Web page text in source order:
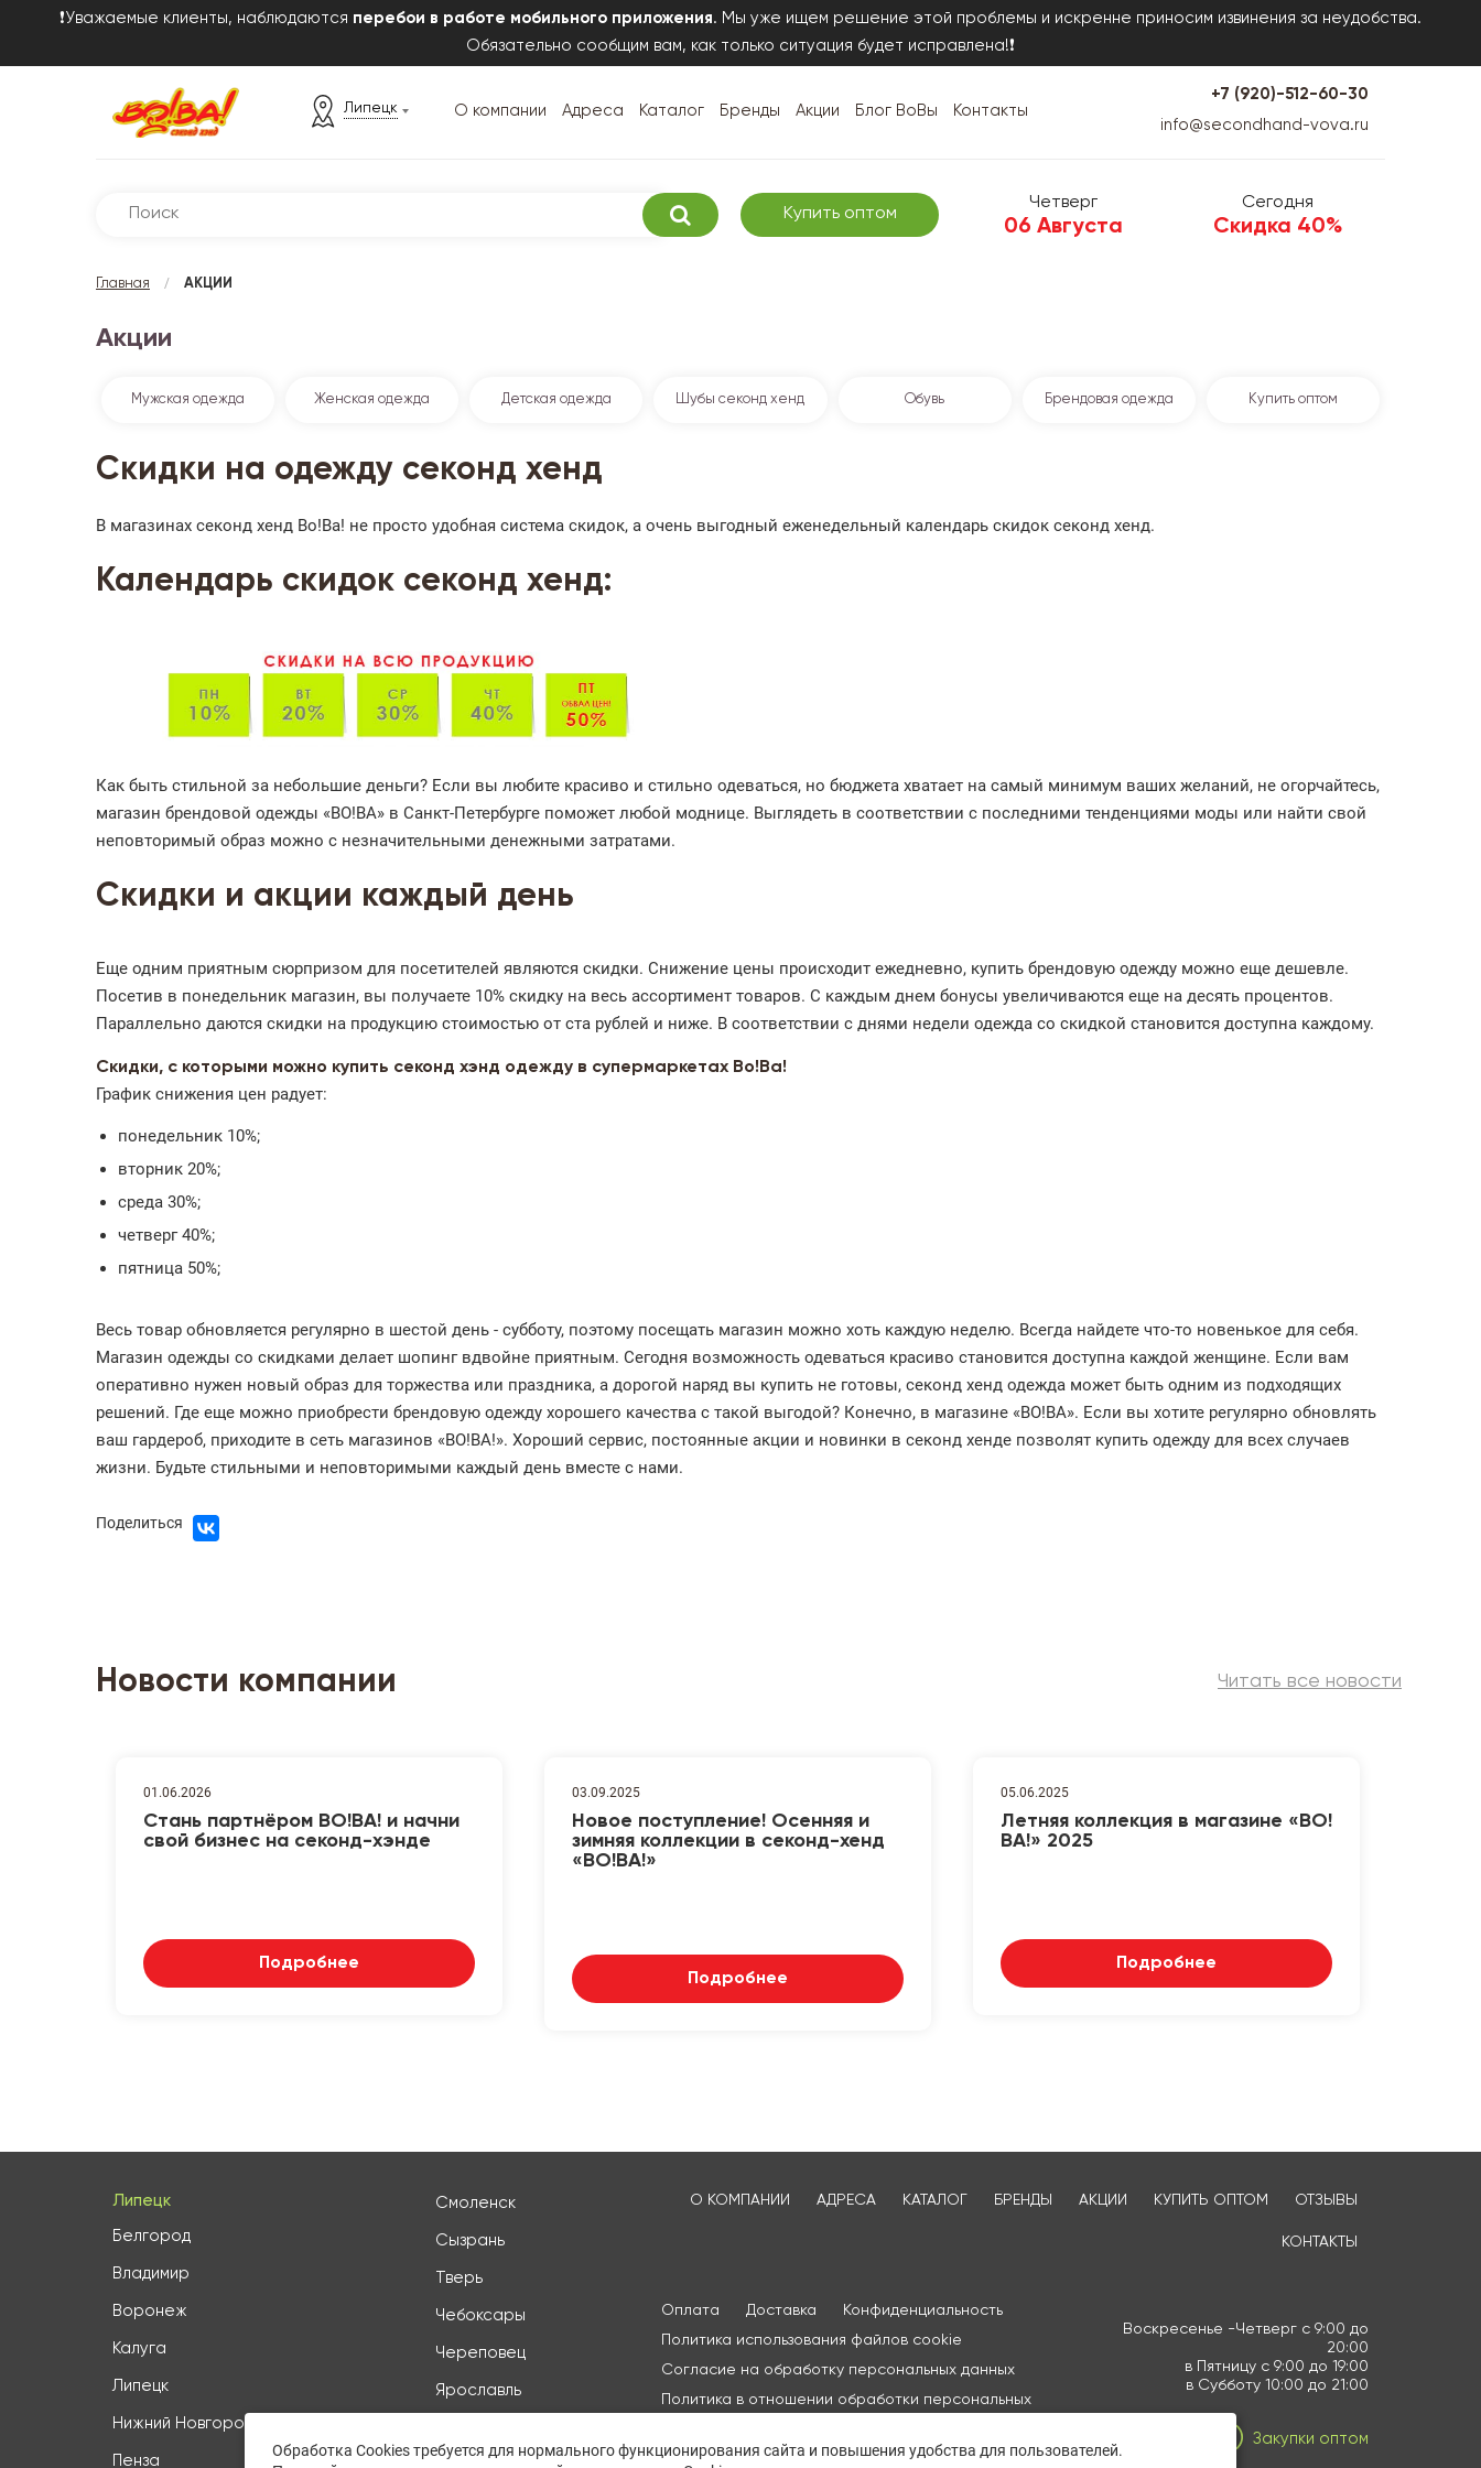
❗Уважаемые клиенты, наблюдаются перебои в работе мобильного приложения. Мы уже ищем решение этой проблемы и искренне приносим извинения за неудобства.
Обязательно сообщим вам, как только ситуация будет исправлена!❗
Липецк О компании Адреса Каталог Бренды Акции Блог ВоВы Контакты
+7 (920)-512-60-30
info@secondhand-vova.ru
Купить оптом
Четверг
06 Августа
Сегодня
Скидка 40%
Главная / АКЦИИ
Акции
Мужская одежда Женская одежда Детская одежда Шубы секонд хенд Обувь Брендовая одежда Купить оптом
Скидки на одежду секонд хенд
В магазинах секонд хенд Во!Ва! не просто удобная система скидок, а очень выгодный еженедельный календарь скидок секонд хенд.
Календарь скидок секонд хенд:
Как быть стильной за небольшие деньги? Если вы любите красиво и стильно одеваться, но бюджета хватает на самый минимум ваших желаний, не огорчайтесь,
магазин брендовой одежды «ВО!ВА» в Санкт-Петербурге поможет любой моднице. Выглядеть в соответствии с последними тенденциями моды или найти свой
неповторимый образ можно с незначительными денежными затратами.
Скидки и акции каждый день
Еще одним приятным сюрпризом для посетителей являются скидки. Снижение цены происходит ежедневно, купить брендовую одежду можно еще дешевле.
Посетив в понедельник магазин, вы получаете 10% скидку на весь ассортимент товаров. С каждым днем бонусы увеличиваются еще на десять процентов.
Параллельно даются скидки на продукцию стоимостью от ста рублей и ниже. В соответствии с днями недели одежда со скидкой становится доступна каждому.
Скидки, с которыми можно купить секонд хэнд одежду в супермаркетах Во!Ва!
График снижения цен радует:
понедельник 10%;
вторник 20%;
среда 30%;
четверг 40%;
пятница 50%;
Весь товар обновляется регулярно в шестой день - субботу, поэтому посещать магазин можно хоть каждую неделю. Всегда найдете что-то новенькое для себя.
Магазин одежды со скидками делает шопинг вдвойне приятным. Сегодня возможность одеваться красиво становится доступна каждой женщине. Если вам
оперативно нужен новый образ для торжества или праздника, а дорогой наряд вы купить не готовы, секонд хенд одежда может быть одним из подходящих
решений. Где еще можно приобрести брендовую одежду хорошего качества с такой выгодой? Конечно, в магазине «ВО!ВА». Если вы хотите регулярно обновлять
ваш гардероб, приходите в сеть магазинов «ВО!ВА!». Хороший сервис, постоянные акции и новинки в секонд хенде позволят купить одежду для всех случаев
жизни. Будьте стильными и неповторимыми каждый день вместе с нами.
Поделиться
Новости компании Читать все новости
01.06.2026
Стань партнёром ВО!ВА! и начни
свой бизнес на секонд-хэнде
Подробнее
03.09.2025
Новое поступление! Осенняя и
зимняя коллекции в секонд-хенд
«ВО!ВА!»
Подробнее
05.06.2025
Летняя коллекция в магазине «ВО!
ВА!» 2025
Подробнее
Липецк
Белгород
Владимир
Воронеж
Калуга
Липецк
Нижний Новгород
Пенза
Смоленск
Сызрань
Тверь
Чебоксары
Череповец
Ярославль
27 городов
О КОМПАНИИ АДРЕСА КАТАЛОГ БРЕНДЫ АКЦИИ КУПИТЬ ОПТОМ ОТЗЫВЫ
КОНТАКТЫ
Оплата Доставка
Конфиденциальность
Политика использования файлов cookie
Согласие на обработку персональных данных
Политика в отношении обработки персональных
данных
Воскресенье -Четверг с 9:00 до
20:00
в Пятницу с 9:00 до 19:00
в Субботу 10:00 до 21:00
Закупки оптом
Обработка Cookies требуется для нормального функционирования сайта и повышения удобства для пользователей.